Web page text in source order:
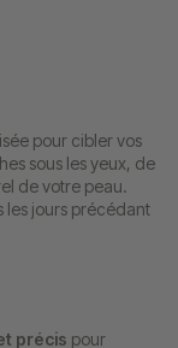
pour cibler vos
sous les yeux, de
de votre peau.
les jours précédant
précis pour